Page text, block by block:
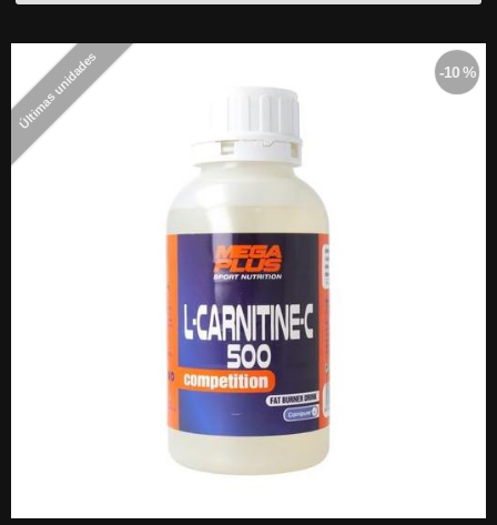
Últimas unidades -10 %